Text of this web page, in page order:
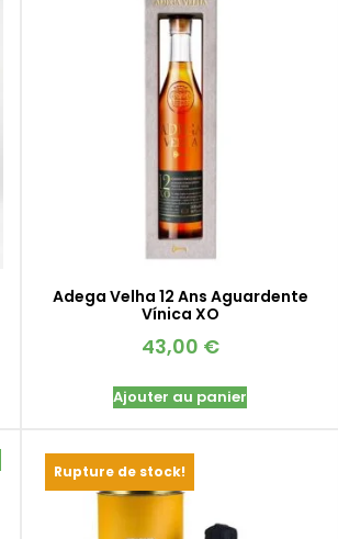
Adega Velha 12 Ans Aguardente
Vínica XO
43,00 €
Ajouter au panier
Rupture de stock!